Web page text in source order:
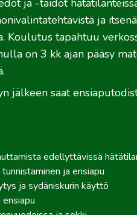
ja -taidot
ja
Koulutus tapahtuu
on 3 kk ajan pääsy
jälkeen saat
edellyttävissä
ja ensiapu
ja sydäniskurin käyttö